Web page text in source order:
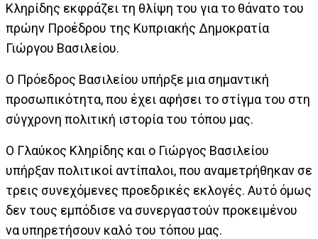
Κληρίδης εκφράζει τη θλίψη του για το θάνατο του
πρώην Προέδρου της Κυπριακής Δημοκρατία
Γιώργου Βασιλείου.
Ο Πρόεδρος Βασιλείου υπήρξε μια σημαντική
προσωπικότητα, που έχει αφήσει το στίγμα του στη
σύγχρονη πολιτική ιστορία του τόπου μας.
Ο Γλαύκος Κληρίδης και ο Γιώργος Βασιλείου
υπήρξαν πολιτικοί αντίπαλοι, που αναμετρήθηκαν σε
τρεις συνεχόμενες προεδρικές εκλογές. Αυτό όμως
δεν τους εμπόδισε να συνεργαστούν προκειμένου
να υπηρετήσουν καλό του τόπου μας.